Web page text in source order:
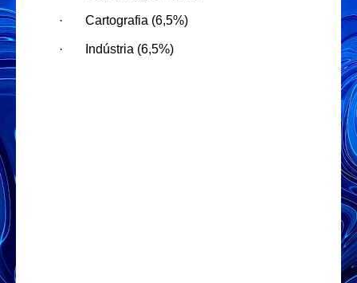
· Cartografia (6,5%)
· Indústria (6,5%)